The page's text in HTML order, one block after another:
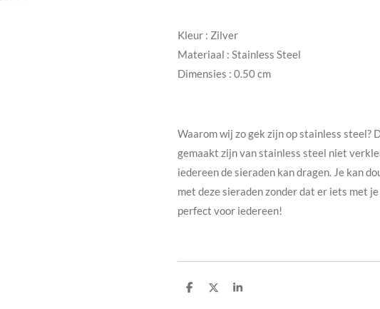
Kleur : Zilver
Materiaal : Stainless Steel
Dimensies : 0.50 cm
Waarom wij zo gek zijn op stainless steel?
gemaakt zijn van stainless steel niet
iedereen de sieraden kan dragen. Je kan
met deze sieraden zonder dat er iets met
perfect voor iedereen!
D
D
S